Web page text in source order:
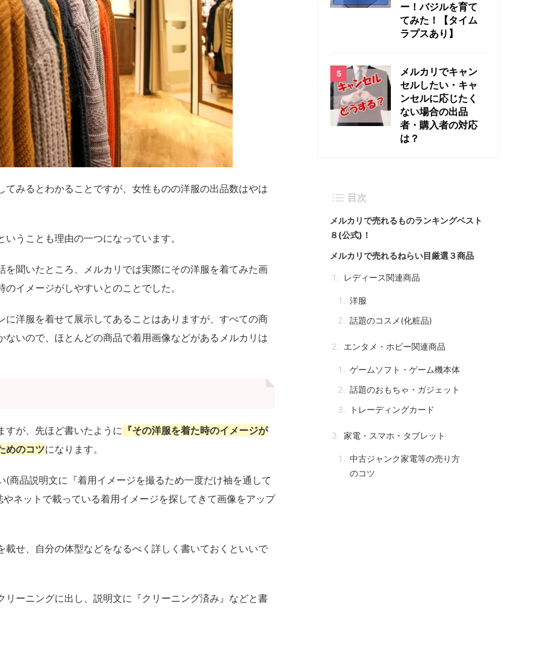
みるとわかることですが、女性ものの洋服の出品数はやは
うことも理由の一つになっています。
聞いたところ、メルカリでは実際にその洋服を着てみた画
イメージがしやすいとのことでした。
洋服を着せて展示してあることはありますが、すべての商
いので、ほとんどの商品で着用画像などがあるメルカリは
すが、先ほど書いたように 『その洋服を着た時のイメージが
めのコツになります。
商品説明文に『着用イメージを撮るため一度だけ袖を通して
ネットで載っている着用イメージを探してきて画像をアップ
せ、自分の体型などをなるべく詳しく書いておくといいで
ーニングに出し、説明文に『クリーニング済み』などと書
ー！バジルを育て
てみた！【タイム
ラプスあり】
メルカリでキャン
セルしたい・キャ
ンセルに応じたく
ない場合の出品
者・購入者の対応
は？
目次
メルカリで売れるものランキングベスト
８(公式)！
メルカリで売れるねらい目厳選３商品
レディース関連商品
洋服
話題のコスメ(化粧品)
エンタメ・ホビー関連商品
ゲームソフト・ゲーム機本体
話題のおもちゃ・ガジェット
トレーディングカード
家電・スマホ・タブレット
中古ジャンク家電等の売り方
のコツ